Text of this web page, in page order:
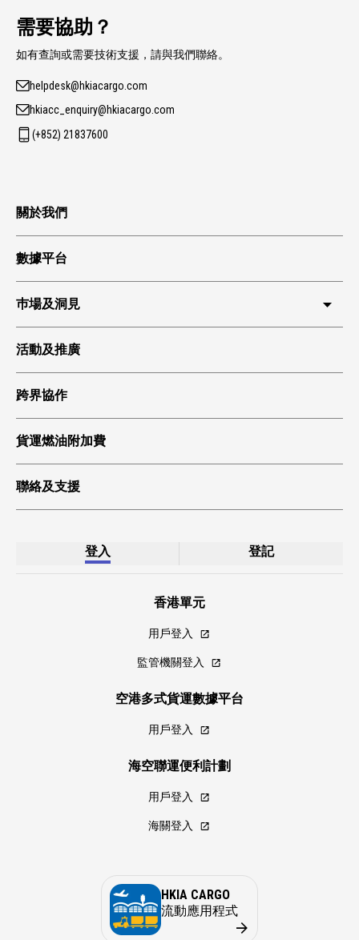
需要協助？
如有查詢或需要技術支援，請與我們聯絡。
helpdesk@hkiacargo.com
hkiacc_enquiry@hkiacargo.com
(+852) 21837600
關於我們
數據平台
巿場及洞見
活動及推廣
跨界協作
貨運燃油附加費
聯絡及支援
登入 登記
香港單元
用戶登入
監管機關登入
空港多式貨運數據平台
用戶登入
海空聯運便利計劃
用戶登入
海關登入
HKIA CARGO
流動應用程式